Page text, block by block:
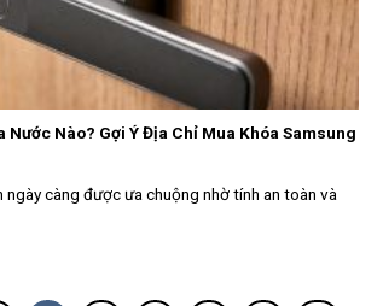
Nước Nào? Gợi Ý Địa Chỉ Mua Khóa Samsung
ngày càng được ưa chuộng nhờ tính an toàn và